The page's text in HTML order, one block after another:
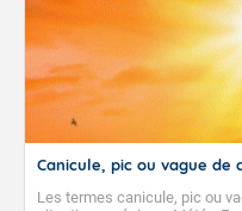
Canicule, pic ou vague
Les termes canicule, pic ou